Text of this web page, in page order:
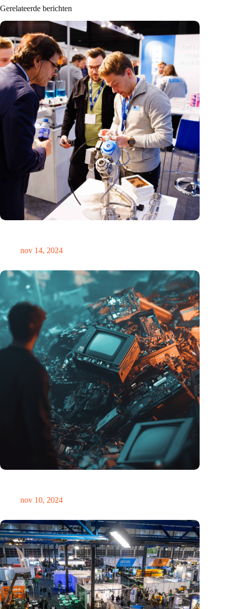
Gerelateerde berichten
nov 14, 2024
nov 10, 2024